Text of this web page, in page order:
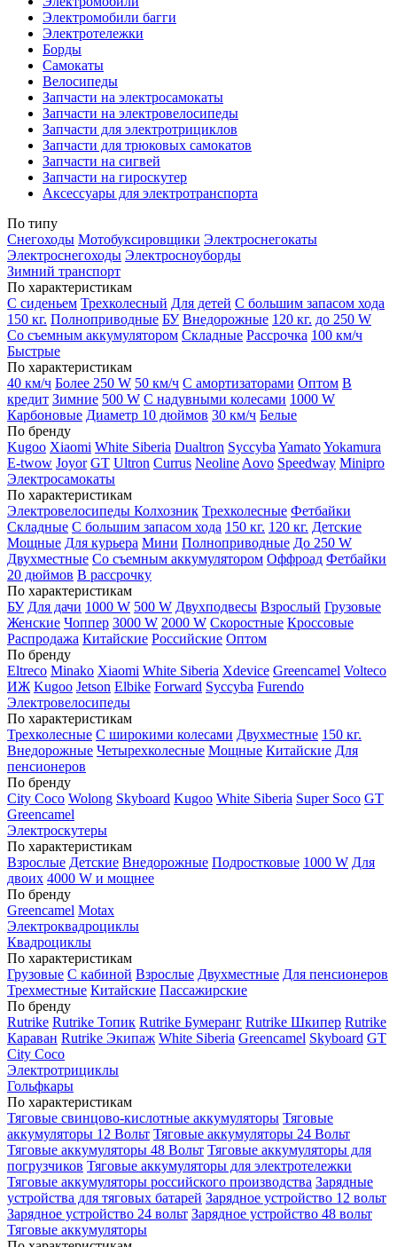
Электромобили багги
Электротележки
Борды
Самокаты
Велосипеды
Запчасти на электросамокаты
Запчасти на электровелосипеды
Запчасти для электротрициклов
Запчасти для трюковых самокатов
Запчасти на сигвей
Запчасти на гироскутер
Аксессуары для электротранспорта
По типу
Снегоходы Мотобуксировщики Электроснегокаты
Электроснегоходы Электросноуборды
Зимний транспорт
По характеристикам
С сиденьем Трехколесный Для детей С большим запасом хода
150 кг. Полноприводные БУ Внедорожные 120 кг. до 250 W
Со съемным аккумулятором Складные Рассрочка 100 км/ч
Быстрые
По характеристикам
40 км/ч Более 250 W 50 км/ч С амортизаторами Оптом В
кредит Зимние 500 W С надувными колесами 1000 W
Карбоновые Диаметр 10 дюймов 30 км/ч Белые
По бренду
Kugoo Xiaomi White Siberia Dualtron Syccyba YamatoYokamura
E-twow Joyor GT Ultron Currus Neoline Aovo Speedway Minipro
Электросамокаты
По характеристикам
Электровелосипеды Колхозник Трехколесные Фетбайки
Складные С большим запасом хода 150 кг. 120 кг. Детские
Мощные Для курьера Мини Полноприводные До 250 W
Двухместные Со съемным аккумулятором Оффроад Фетбайки
20 дюймов В рассрочку
По характеристикам
БУ Для дачи 1000 W 500 W Двухподвесы Взрослый Грузовые
Женские Чоппер 3000 W 2000 W Скоростные Кроссовые
Распродажа Китайские Российские Оптом
По бренду
Eltreco Minako Xiaomi White Siberia Xdevice Greencamel Volteco
ИЖ Kugoo Jetson Elbike Forward Syccyba Furendo
Электровелосипеды
По характеристикам
Трехколесные С широкими колесами Двухместные 150 кг.
Внедорожные Четырехколесные Мощные Китайские Для
пенсионеров
По бренду
City Coco Wolong Skyboard Kugoo White Siberia Super Soco GT
Greencamel
Электроскутеры
По характеристикам
Взрослые Детские Внедорожные Подростковые 1000 W Для
двоих 4000 W и мощнее
По бренду
Greencamel Motax
Электроквадроциклы
Квадроциклы
По характеристикам
Грузовые С кабиной Взрослые Двухместные Для пенсионеров
Трехместные Китайские Пассажирские
По бренду
Rutrike Rutrike Топик Rutrike Бумеранг Rutrike Шкипер Rutrike
Караван Rutrike Экипаж White Siberia Greencamel Skyboard GT
City Coco
Электротрициклы
Гольфкары
По характеристикам
Тяговые свинцово-кислотные аккумуляторы Тяговые
аккумуляторы 12 Вольт Тяговые аккумуляторы 24 Вольт
Тяговые аккумуляторы 48 Вольт Тяговые аккумуляторы для
погрузчиков Тяговые аккумуляторы для электротележки
Тяговые аккумуляторы российского производства Зарядные
устройства для тяговых батарей Зарядное устройство 12 вольт
Зарядное устройство 24 вольт Зарядное устройство 48 вольт
Тяговые аккумуляторы